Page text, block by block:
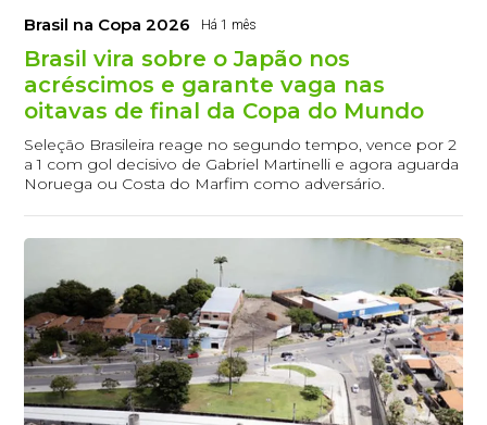
Brasil na Copa 2026 Há 1 mês
Brasil vira sobre o Japão nos
acréscimos e garante vaga nas
oitavas de final da Copa do Mundo
Seleção Brasileira reage no segundo tempo, vence por 2
a 1 com gol decisivo de Gabriel Martinelli e agora aguarda
Noruega ou Costa do Marfim como adversário.